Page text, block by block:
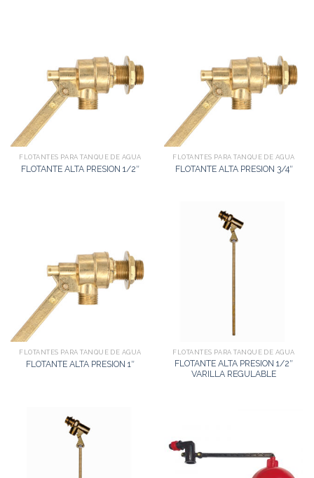
FLOTANTES PARA TANQUE DE AGUA
FLOTANTE ALTA PRESION 1/2″
FLOTANTES PARA TANQUE DE AGUA
FLOTANTE ALTA PRESION 3/4″
FLOTANTES PARA TANQUE DE AGUA
FLOTANTE ALTA PRESION 1″
FLOTANTES PARA TANQUE DE AGUA
FLOTANTE ALTA PRESION 1/2″
VARILLA REGULABLE